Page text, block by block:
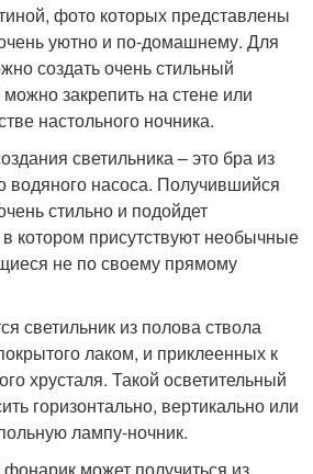
фото которых представлены
уютно и по-домашнему. Для
создать очень стильный
закрепить на стене или
настольного ночника.
светильника – это бра из
водяного насоса. Получившийся
стильно и подойдет
котором присутствуют необычные
не по своему прямому
светильник из полова ствола
лаком, и приклеенных к
хрусталя. Такой осветительный
горизонтально, вертикально или
лампу-ночник.
может получиться из